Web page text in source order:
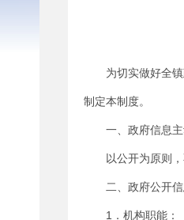
为切实做好全
制定本制度。
一、政府信息
以公开为原则
二、政府公开
1．机构职能：